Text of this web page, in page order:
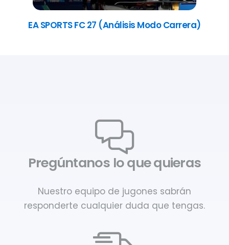
EA SPORTS FC 27 (Análisis Modo Carrera)
Pregúntanos lo que quieras
Nuestro equipo de jugones sabrán
responderte cualquier duda que tengas.